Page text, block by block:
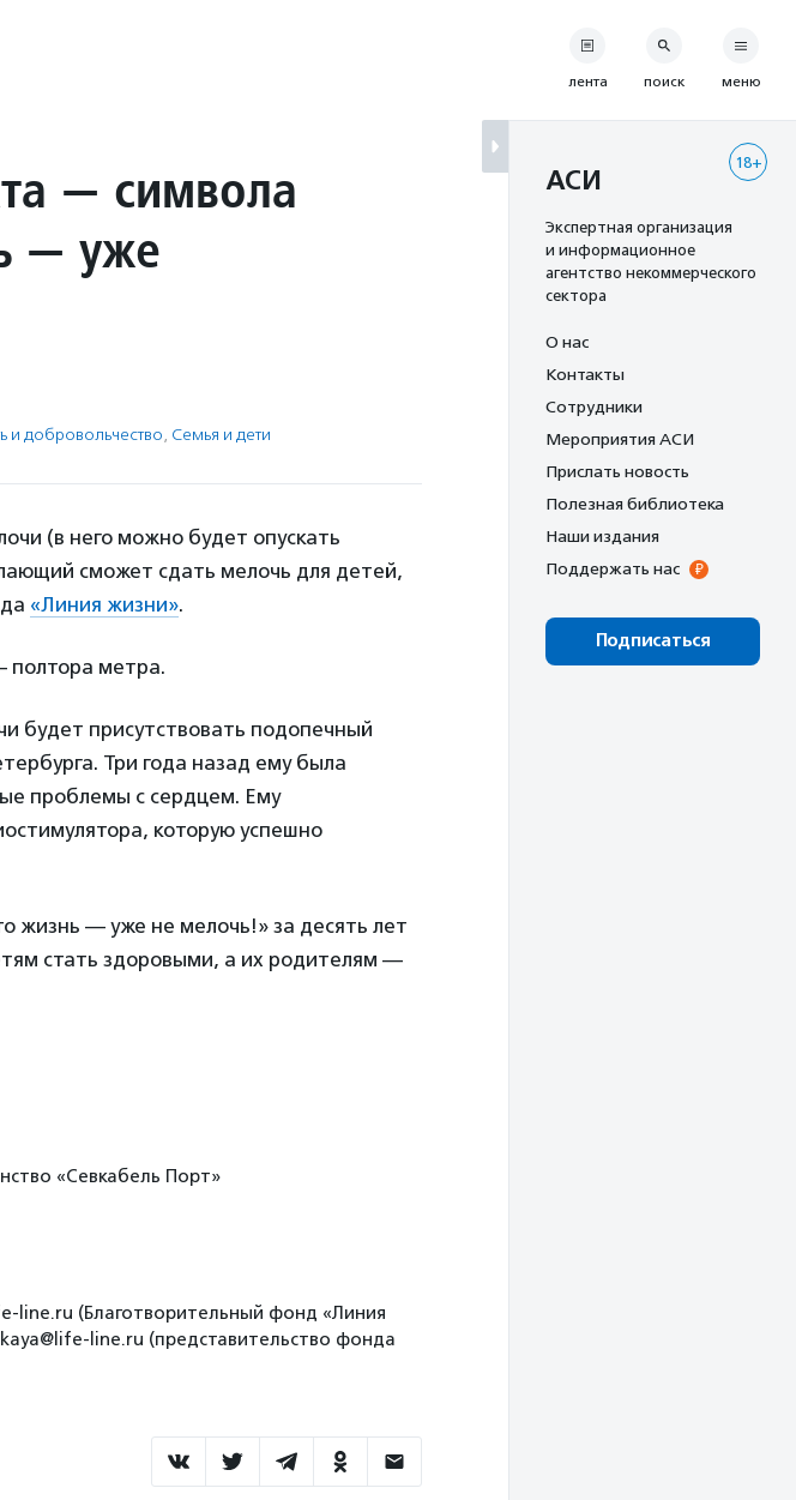
— символа
— уже
и доброволь­чест­во, Семья и дети
(в него можно будет опускать
сможет сдать мелочь для детей,
«Линия жизни».
полтора метра.
будет присутствовать подопечный
Три года назад ему была
проблемы с сердцем. Ему
которую успешно
жизнь — уже не мелочь!» за десять лет
стать здоровыми, а их родителям —
«Севкабель Порт»
line.ru (Благотворительный фонд «Линия
line.ru (представительство фонда
лента поиск меню
18+
АСИ
Экспертная организация
и информационное
агентство некоммерческого
сектора
О нас
Контакты
Сотрудники
Мероприятия АСИ
Прислать новость
Полезная библиотека
Наши издания
Поддержать нас
Подписаться